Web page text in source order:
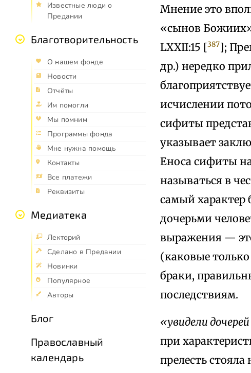
Известные люди о
Предании
Благотворительность
О нашем фонде
Новости
Отчёты
Им помогли
Мы помним
Программы фонда
Мне нужна помощь
Контакты
Все платежи
Реквизиты
Медиатека
Лекторий
Сделано в Предании
Новинки
Популярное
Авторы
Блог
Православный
календарь
Мнение это
«сынов
LXXII:15 [387];
др.) нередко
исчислении
сифиты
указывает
Еноса сифиты
называться в
самый
дочерьми
выражения —
(каковые
браки,
последствиям.
«увидели
при
прелесть